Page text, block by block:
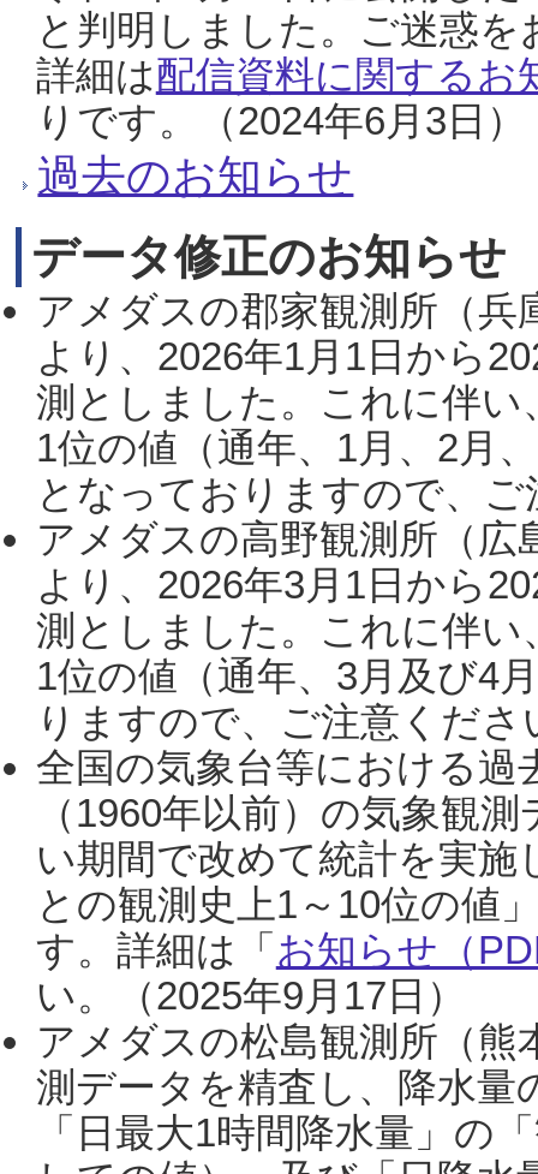
と判明しました。ご迷惑
詳細は配信資料に関するお
りです。（2024年6月3日）
過去のお知らせ
データ修正のお知らせ
アメダスの郡家観測所（
より、2026年1月1日から
測としました。これに伴い
1位の値（通年、1月、2月
となっておりますので、
アメダスの高野観測所（
より、2026年3月1日から
測としました。これに伴い
1位の値（通年、3月及び4
りますので、ご注意くだ
全国の気象台等における過
（1960年以前）の気象観
い期間で改めて統計を実
との観測史上1～10位の値
す。詳細は「 お知らせ（
い。（2025年9月17日）
アメダスの松島観測所（熊
測データを精査し、降水
「日最大1時間降水量」の